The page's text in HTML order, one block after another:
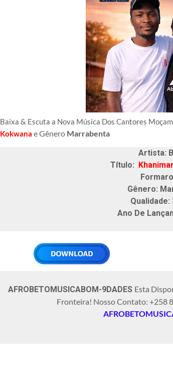
Baixa & Escuta a Nova Música Dos Cantores
Kokwana e Gênero Marrabenta
Artista:
Título:
Gênero:
Qualidade:
Ano De
AFROBETOMUSICABOM-9DADES Esta
Fronteira! Nosso Contato: +258